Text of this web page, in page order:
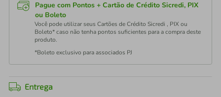
Pague com Pontos + Cartão de Crédito Sicredi, PIX
ou Boleto
Você pode utilizar seus Cartões de Crédito Sicredi , PIX ou
Boleto* caso não tenha pontos suficientes para a compra deste
produto.
*Boleto exclusivo para associados PJ
Entrega